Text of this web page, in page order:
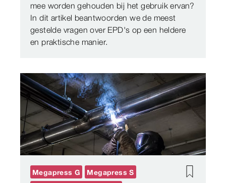
mee worden gehouden bij het gebruik ervan?
In dit artikel beantwoorden we de meest
gestelde vragen over EPD's op een heldere
en praktische manier.
Megapress G Megapress S